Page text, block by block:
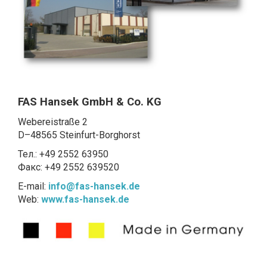
FAS Hansek GmbH & Co. KG
Webereistraße 2
D–48565 Steinfurt-Borghorst
Тел.: +49 2552 63950
Факс: +49 2552 639520
E-mail: info@fas-hansek.de
Web: www.fas-hansek.de